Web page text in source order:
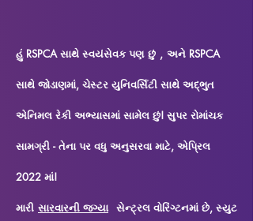
હું RSPCA સાથે સ્વયંસેવક પણછું , અને RSPCA
સાથે જોડાણમાં, ચેસ્ટર યુનિવર્સિટી સાથે અદ્ભુત
એનિમલ રેકી અભ્યાસમાં સામેલ છું! સુપર રોમાંચક
સામગ્રી - તેના પર વધુ અનુસરવા માટે, એપ્રિલ
2022 માં!
મારી સારવારની જગ્યા સેન્ટ્રલ વોરિંગ્ટનમાં છે, સ્યુટ